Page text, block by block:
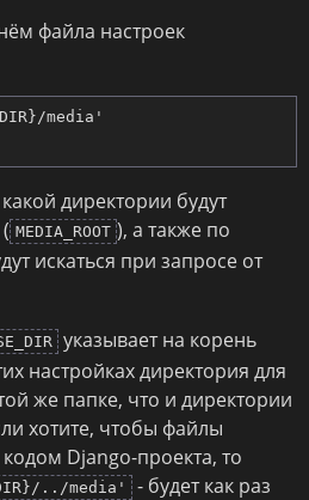
файла настроек
media'
директории будут
MEDIA_ROOT ), а также по
искаться при запросе от
указывает на корень
настройках директория для
же папке, что и директории
хотите, чтобы файлы
Django-проекта, то
../media'
- будет как раз